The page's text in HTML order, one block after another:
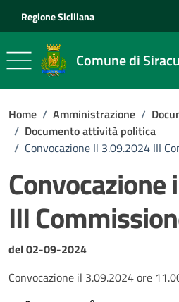
Regione Siciliana
Comune di
Home / Amministrazione /
/ Documento attività politica
/ Convocazione Il 3.09.2024 III
III
Dettagli del
del 02-09-2024
Convocazione il 3.09.2024 ore